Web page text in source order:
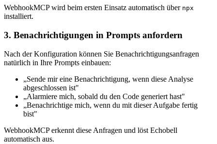
WebhookMCP wird beim ersten Einsatz automatisch über npx
installiert.
3. Benachrichtigungen in Prompts anfordern
Nach der Konfiguration können Sie Benachrichtigungsanfragen
natürlich in Ihre Prompts einbauen:
„Sende mir eine Benachrichtigung, wenn diese Analyse
abgeschlossen ist"
„Alarmiere mich, sobald du den Code generiert hast"
„Benachrichtige mich, wenn du mit dieser Aufgabe fertig
bist"
WebhookMCP erkennt diese Anfragen und löst Echobell
automatisch aus.